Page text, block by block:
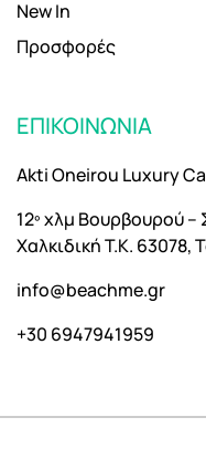
New In
Προσφορές
ΕΠΙΚΟΙΝΩΝΙΑ
Akti Oneirou Luxury
12º χλμ Βουρβουρού –
Χαλκιδική Τ.Κ. 63078,
info@beachme.gr
+30 6947941959